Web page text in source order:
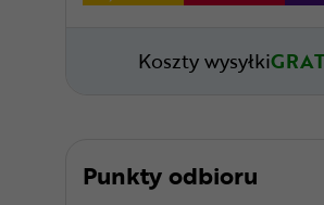
Koszty wysyłki
Punkty odbioru